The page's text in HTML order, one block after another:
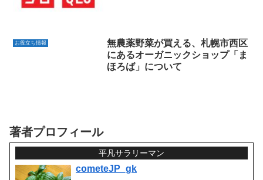
お役立ち情報
無農薬野菜が買える、札幌市西区
にあるオーガニックショップ「ま
ほろば」について
著者プロフィール
平凡サラリーマン
cometeJP_gk